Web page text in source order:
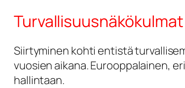
Siirtyminen kohti entistä
vuosien aikana. Eurooppalainen,
hallintaan.